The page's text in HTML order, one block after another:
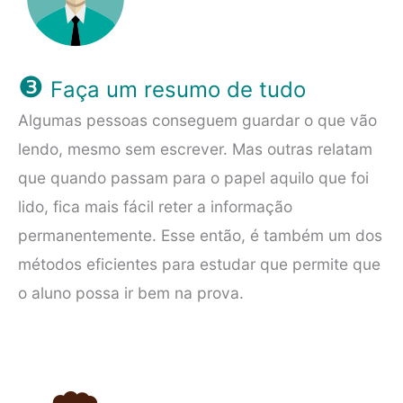
❸ Faça um resumo de tudo
Algumas pessoas conseguem guardar o que vão
lendo, mesmo sem escrever. Mas outras relatam
que quando passam para o papel aquilo que foi
lido, fica mais fácil reter a informação
permanentemente. Esse então, é também um dos
métodos eficientes para estudar que permite que
o aluno possa ir bem na prova.